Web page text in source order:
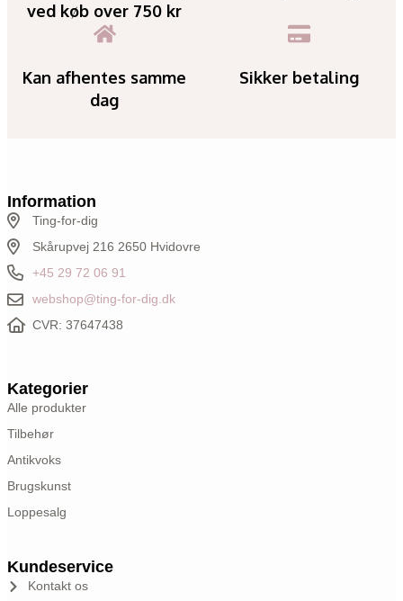
ved køb over 750 kr
Kan afhentes samme
dag
Sikker betaling
Information
Ting-for-dig
Skårupvej 216 2650 Hvidovre
+45 29 72 06 91
webshop@ting-for-dig.dk
CVR: 37647438
Kategorier
Alle produkter
Tilbehør
Antikvoks
Brugskunst
Loppesalg
Kundeservice
Kontakt os